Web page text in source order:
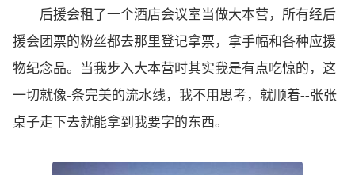
后援会租了一个酒店会议室当做大本营，所有经后
援会团票的粉丝都去那里登记拿票，拿手幅和各种应援
物纪念品。当我步入大本营时其实我是有点吃惊的，这
一切就像-条完美的流水线，我不用思考，就顺着--张张
桌子走下去就能拿到我要字的东西。